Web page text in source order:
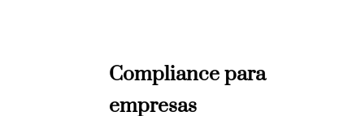
Compliance para
empresas